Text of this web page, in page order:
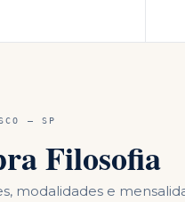
—SP
Filosofia
modalidades e